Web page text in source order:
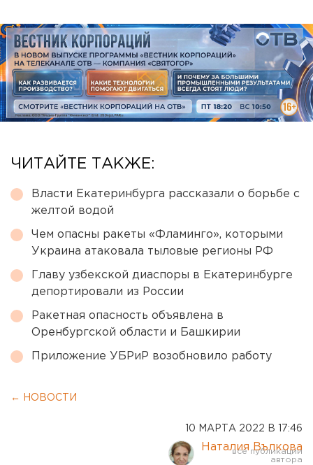
ЧИТАЙТЕ ТАКЖЕ:
Власти Екатеринбурга рассказали о борьбе с
желтой водой
Чем опасны ракеты «Фламинго», которыми
Украина атаковала тыловые регионы РФ
Главу узбекской диаспоры в Екатеринбурге
депортировали из России
Ракетная опасность объявлена в
Оренбургской области и Башкирии
Приложение УБРиР возобновило работу
← НОВОСТИ
10 МАРТА 2022 В 17:46
Наталия Вълкова